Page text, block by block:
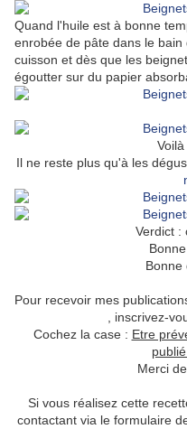
Quand l'huile est à bonne
enrobée de pâte dans le
cuisson et dès que les
égoutter sur du papier
Il ne reste plus qu'à les
Verdict :
Bonne
Pour recevoir mes
, inscrivez-
Cochez la case : Etre
Merci
Si vous réalisez cette
contactant via le formulaire